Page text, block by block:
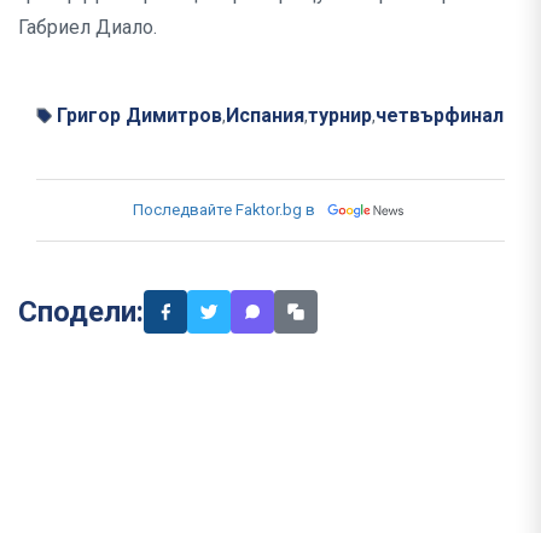
Габриел Диало.
Григор Димитров, Испания,турнир,четвърфинал
Последвайте Faktor.bg в
Сподели: